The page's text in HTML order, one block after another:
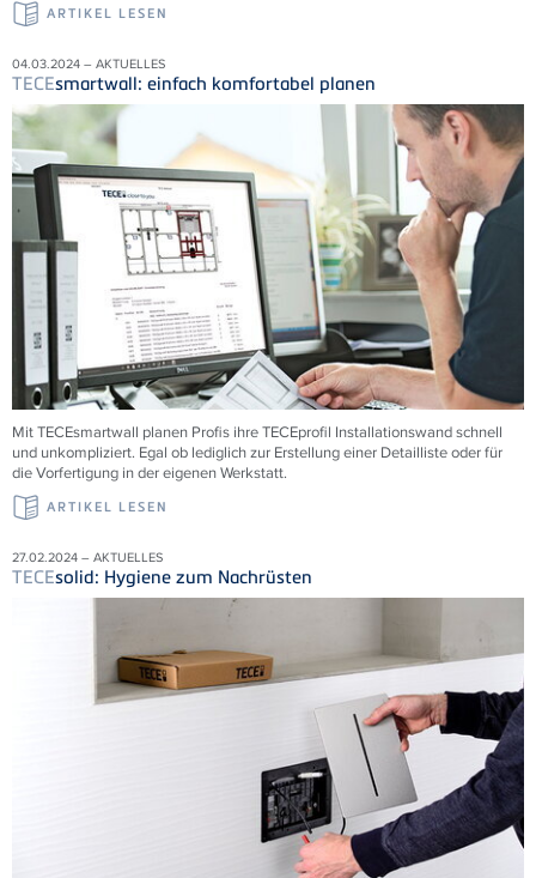
ARTIKEL LESEN
04.03.2024 – AKTUELLES
TECEsmartwall: einfach komfortabel planen
MitTECEsmartwall planen Profis ihreTECEprofil Installationswand schnell
und unkompliziert. Egal ob lediglich zur Erstellung einer Detailliste oder für
die Vorfertigung in der eigenen Werkstatt.
ARTIKEL LESEN
27.02.2024 – AKTUELLES
TECEsolid: Hygiene zum Nachrüsten